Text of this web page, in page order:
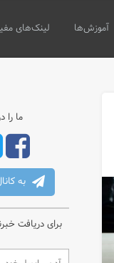
آموزش‌ها لینک‌های
ما را
به
برای دریافت